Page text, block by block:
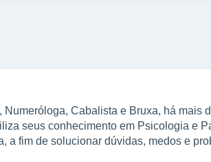
Numeróloga, Cabalista e Bruxa, há mais
seus conhecimento em Psicologia e
a fim de solucionar dúvidas, medos e